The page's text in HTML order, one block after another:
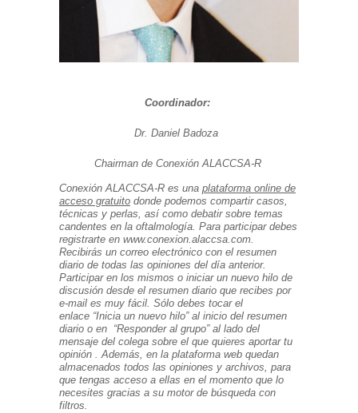
Coordinador:
Dr. Daniel Badoza
Chairman de Conexión ALACCSA-R
Conexión ALACCSA-R es una plataforma online de
acceso gratuito donde podemos compartir casos,
técnicas y perlas, así como debatir sobre temas
candentes en la oftalmología. Para participar debes
registrarte en www.conexion.alaccsa.com.
Recibirás un correo electrónico con el resumen
diario de todas las opiniones del día anterior.
Participar en los mismos o iniciar un nuevo hilo de
discusión desde el resumen diario que recibes por
e-mail es muy fácil. Sólo debes tocar el
enlace “Inicia un nuevo hilo” al inicio del resumen
diario o en “Responder al grupo” al lado del
mensaje del colega sobre el que quieres aportar tu
opinión .Además, en la plataforma web quedan
almacenados todos las opiniones y archivos, para
que tengas acceso a ellas en el momento que lo
necesites gracias a su motor de búsqueda con
filtros.